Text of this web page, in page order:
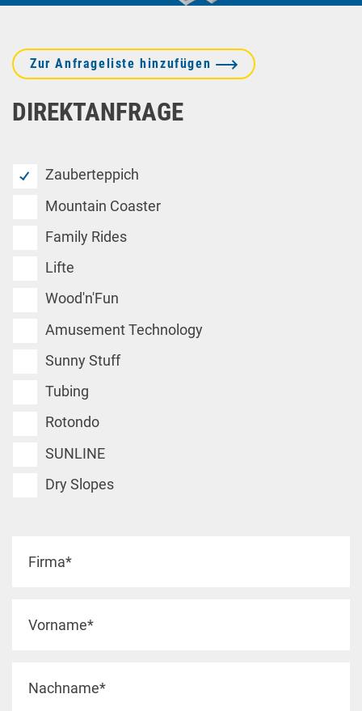
DIREKTANFRAGE
Zur Anfrageliste hinzufügen
Zauberteppich
Mountain Coaster
Family Rides
Lifte
Wood'n'Fun
Amusement Technology
Sunny Stuff
Tubing
Rotondo
SUNLINE
Dry Slopes